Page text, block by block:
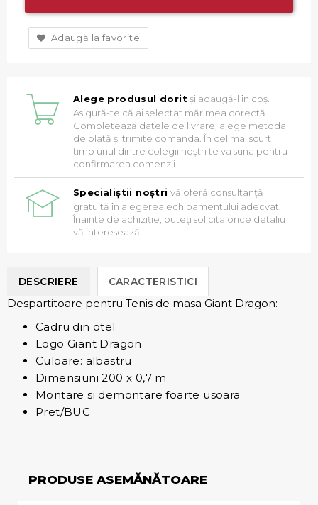
Adaugă la favorite
Alege produsul doritși adaugă-l în coș.
Asigură-te că ai selectat mărimea corectă.
Completează datele de livrare, alege metoda
de plată și trimite comanda. În cel mai scurt
timp unul dintre colegii noștri te va suna pentru
confirmarea comenzii.
Specialiștii noștri vă oferă consultanță
gratuită în alegerea echipamentului adecvat.
Înainte de achiziție, puteți solicita orice detaliu
vă interesează!
DESCRIERE CARACTERISTICI
Despartitoare pentru Tenis de masa Giant Dragon:
Cadru din otel
Logo Giant Dragon
Culoare: albastru
Dimensiuni 200 x 0,7 m
Montare si demontare foarte usoara
Pret/BUC
PRODUSE ASEMĂNĂTOARE